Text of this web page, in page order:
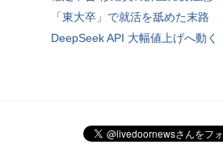
「東大卒」で就活を舐めた末路
DeepSeek API 大幅値上げへ動く